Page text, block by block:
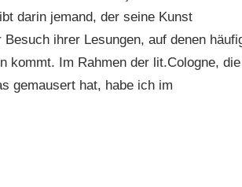
darin jemand, der seine Kunst
ihrer Lesungen, auf denen
kommt. Im Rahmen der lit.Cologne,
gemausert hat, habe ich im